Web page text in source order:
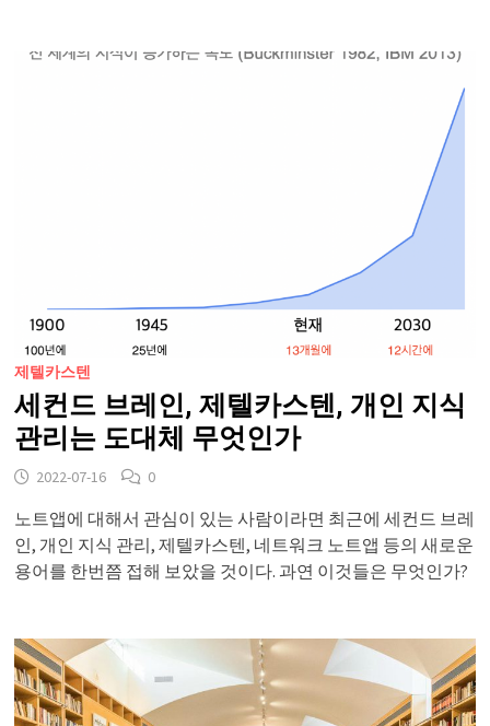
제텔카스텐
세컨드 브레인, 제텔카스텐, 개인 지식
관리는 도대체 무엇인가
2022-07-16 0
노트앱에 대해서 관심이 있는 사람이라면 최근에 세컨드 브레
인, 개인 지식 관리, 제텔카스텐, 네트워크 노트앱 등의 새로운
용어를 한번쯤 접해 보았을 것이다. 과연 이것들은 무엇인가?